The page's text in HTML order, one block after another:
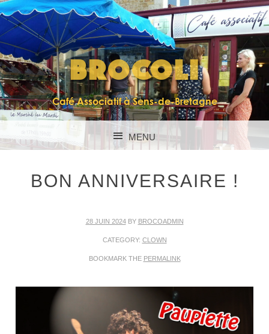
BROCOLI
Café Associatif à Sens-de-Bretagne
MENU
BON ANNIVERSAIRE !
28 JUIN 2024BY BROCOADMIN
CATEGORY: CLOWN
BOOKMARK THE PERMALINK